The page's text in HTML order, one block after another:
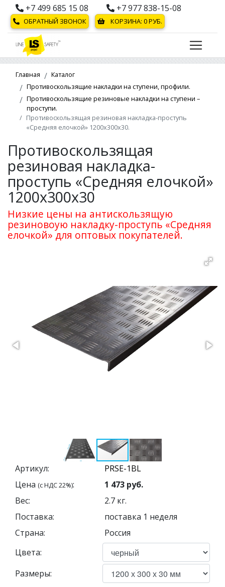
+7 499 685 15 08 +7 977 838-15-08
ОБРАТНЫЙ ЗВОНОК КОРЗИНА: 0РУБ.
Главная
Каталог
Противоскользящие накладки на ступени, профили.
Противоскользящие резиновые накладки на ступени –
проступи.
Противоскользящая резиновая накладка-проступь
«Средняя елочкой» 1200х300х30.
Противоскользящая
резиновая накладка-
проступь «Средняя елочкой»
1200х300х30
Низкие цены на антискользящую
резиновоую накладку-проступь «Средняя
елочкой» для оптовых покупателей.
Артикул:
Цена (с НДС 22%): 1 473 руб.
Вес:
2.7 кг.
Поставка:
поставка 1 неделя
Страна:
Россия
Цвета:
Размеры: